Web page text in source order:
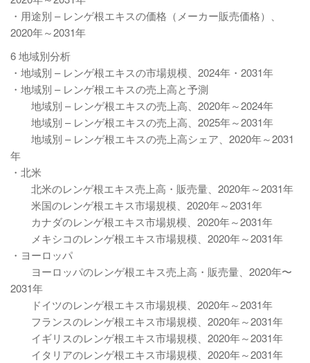
・用途別 – レンゲ根エキスの価格（メーカー販売価格）、
2020年～2031年
6 地域別分析
・地域別 – レンゲ根エキスの市場規模、2024年・2031年
・地域別 – レンゲ根エキスの売上高と予測
地域別 – レンゲ根エキスの売上高、2020年～2024年
地域別 – レンゲ根エキスの売上高、2025年～2031年
地域別 – レンゲ根エキスの売上高シェア、2020年～2031
年
・北米
北米のレンゲ根エキス売上高・販売量、2020年～2031年
米国のレンゲ根エキス市場規模、2020年～2031年
カナダのレンゲ根エキス市場規模、2020年～2031年
メキシコのレンゲ根エキス市場規模、2020年～2031年
・ヨーロッパ
ヨーロッパのレンゲ根エキス売上高・販売量、2020年〜
2031年
ドイツのレンゲ根エキス市場規模、2020年～2031年
フランスのレンゲ根エキス市場規模、2020年～2031年
イギリスのレンゲ根エキス市場規模、2020年～2031年
イタリアのレンゲ根エキス市場規模、2020年～2031年